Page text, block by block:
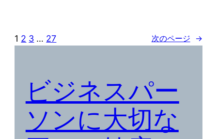
1 2 3 … 27 次のページ →
ビジネスパー
ソンに大切な